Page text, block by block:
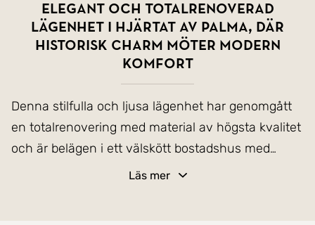
Elegant och totalrenoverad
lägenhet i hjärtat av Palma, där
historisk charm möter modern
komfort
Denna stilfulla och ljusa lägenhet har genomgått
en totalrenovering med material av högsta kvalitet
och är belägen i ett välskött bostadshus med
nyligen installerad hiss. Fastigheten ligger på en
Läs mer